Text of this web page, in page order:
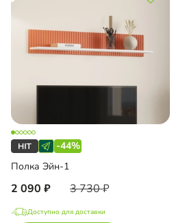
-44%
Полка Эйн-1
2 090 3 730
Доступно для доставки